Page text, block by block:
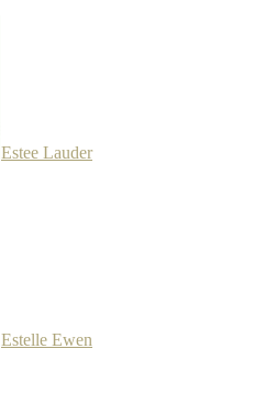
Estee Lauder
Estelle Ewen